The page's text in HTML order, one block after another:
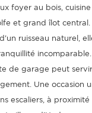
foyer au bois,
et grand îlot central.
ruisseau naturel,
incomparable.
de garage peut
Une occasion
escaliers, à